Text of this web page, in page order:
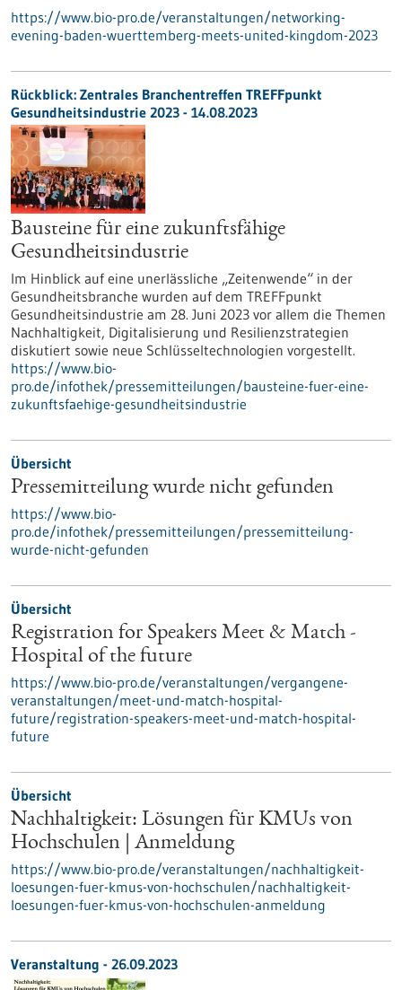
https://www.bio-pro.de/veranstaltungen/networking-
evening-baden-wuerttemberg-meets-united-kingdom-2023
Rückblick: Zentrales Branchentreffen TREFFpunkt
Gesundheitsindustrie 2023 - 14.08.2023
Bausteine für eine zukunftsfähige
Gesundheitsindustrie
Im Hinblick auf eine unerlässliche „Zeitenwende“ in der
Gesundheitsbranche wurden auf dem TREFFpunkt
Gesundheitsindustrie am 28. Juni 2023 vor allem die Themen
Nachhaltigkeit, Digitalisierung und Resilienzstrategien
diskutiert sowie neue Schlüsseltechnologien vorgestellt.
https://www.bio-
pro.de/infothek/pressemitteilungen/bausteine-fuer-eine-
zukunftsfaehige-gesundheitsindustrie
Übersicht
Pressemitteilung wurde nicht gefunden
https://www.bio-
pro.de/infothek/pressemitteilungen/pressemitteilung-
wurde-nicht-gefunden
Übersicht
Registration for Speakers Meet & Match -
Hospital of the future
https://www.bio-pro.de/veranstaltungen/vergangene-
veranstaltungen/meet-und-match-hospital-
future/registration-speakers-meet-und-match-hospital-
future
Übersicht
Nachhaltigkeit: Lösungen für KMUs von
Hochschulen | Anmeldung
https://www.bio-pro.de/veranstaltungen/nachhaltigkeit-
loesungen-fuer-kmus-von-hochschulen/nachhaltigkeit-
loesungen-fuer-kmus-von-hochschulen-anmeldung
Veranstaltung - 26.09.2023